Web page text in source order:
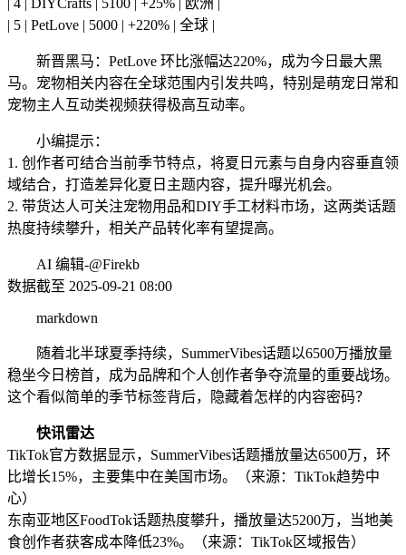
| 4 | DIYCrafts | 5100 | +25% | 欧洲 |
| 5 | PetLove | 5000 | +220% | 全球 |
新晋黑马：PetLove 环比涨幅达220%，成为今日最大黑
马。宠物相关内容在全球范围内引发共鸣，特别是萌宠日常和
宠物主人互动类视频获得极高互动率。
小编提示：
1. 创作者可结合当前季节特点，将夏日元素与自身内容垂直领
域结合，打造差异化夏日主题内容，提升曝光机会。
2. 带货达人可关注宠物用品和DIY手工材料市场，这两类话题
热度持续攀升，相关产品转化率有望提高。
AI 编辑-@Firekb
数据截至 2025-09-21 08:00
markdown
随着北半球夏季持续，SummerVibes话题以6500万播放量
稳坐今日榜首，成为品牌和个人创作者争夺流量的重要战场。
这个看似简单的季节标签背后，隐藏着怎样的内容密码？
快讯雷达
TikTok官方数据显示，SummerVibes话题播放量达6500万，环
比增长15%，主要集中在美国市场。（来源：TikTok趋势中
心）
东南亚地区FoodTok话题热度攀升，播放量达5200万，当地美
食创作者获客成本降低23%。（来源：TikTok区域报告）